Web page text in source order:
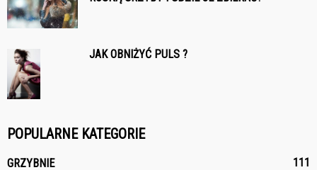
JAK OBNIŻYĆ PULS ?
POPULARNE KATEGORIE
GRZYBNIE 111